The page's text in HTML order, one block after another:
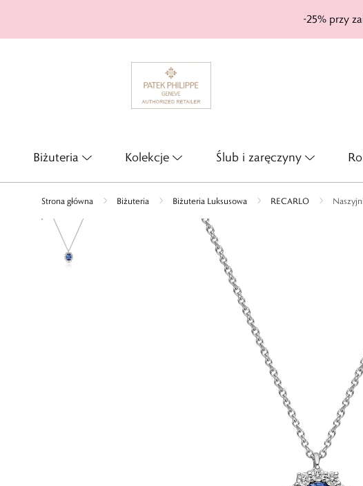
-25% przy
Biżuteria Kolekcje Ślub i zaręczyny
Strona główna Biżuteria Biżuteria Luksusowa RECARLO